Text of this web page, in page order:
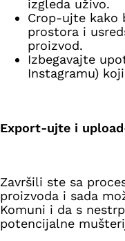
izgleda uživo.
Crop-ujte kako
prostora i
proizvod.
Izbegavajte
Instagramu)
Export-ujte i
Završili ste sa
proizvoda i sada
Komuni i da s
potencijalne